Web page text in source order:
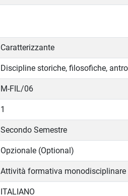
Caratterizzante
Discipline storiche, filosofiche,
M-FIL/06
1
Secondo Semestre
Opzionale (Optional)
Attività formativa monodisciplinare
ITALIANO